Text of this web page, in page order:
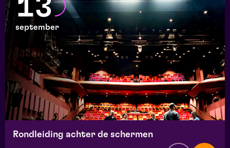
13
september
Rondleiding achter de schermen